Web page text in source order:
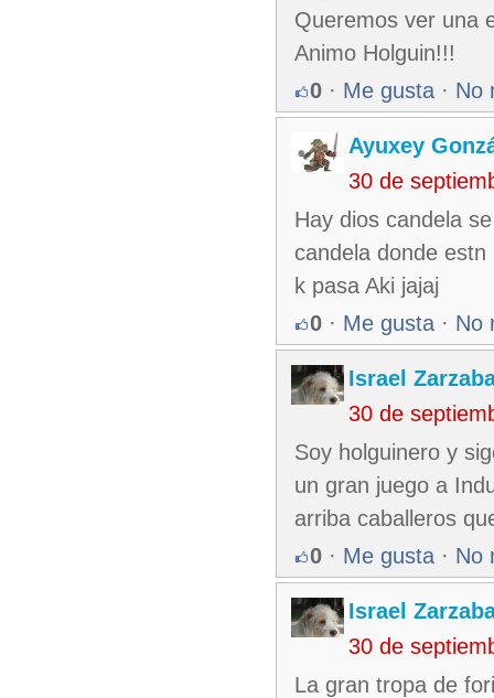
Queremos ver una
Animo Holguin!!!
0 · Me gusta · No
Ayuxey
30 de
Hay dios candela
candela donde
k pasa Aki jajaj
0 · Me gusta · No
Israel
30 de
Soy holguinero y
un gran juego a
arriba caballeros
0 · Me gusta · No
Israel
30 de
La gran tropa de